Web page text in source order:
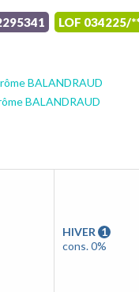
LOF 034225/
BALANDRAUD
BALANDRAUD
HIVER 1
cons. 0%